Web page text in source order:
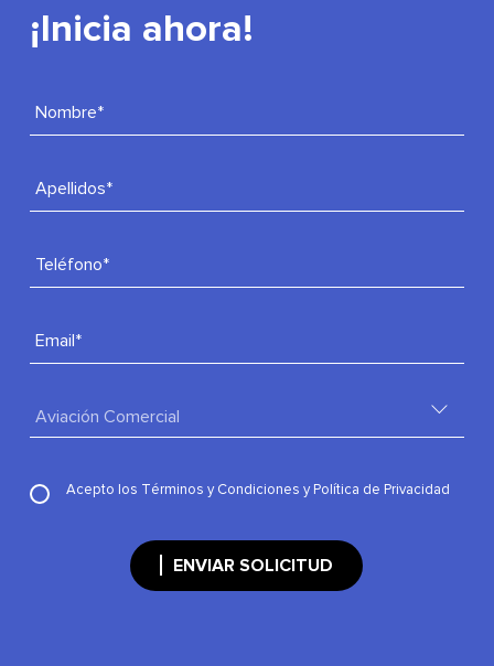
¡Inicia ahora!
Nombre*
Apellidos*
Teléfono*
Email*
Acepto los Términos y Condiciones y Política de Privacidad
ENVIAR SOLICITUD